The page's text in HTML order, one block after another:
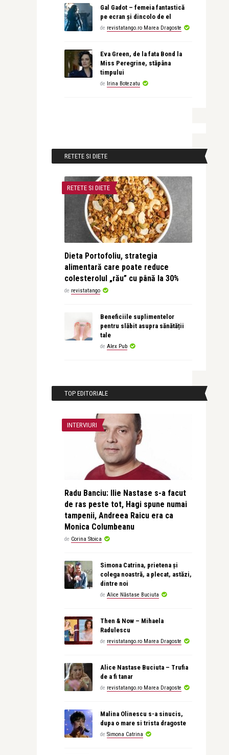
Gal Gadot – femeia fantastică
pe ecran și dincolo de el
de revistatango.ro Marea Dragoste
Eva Green, de la fata Bond la
Miss Peregrine, stăpâna
timpului
de Irina Botezatu
RETETE SI DIETE
RETETE SI DIETE
Dieta Portofoliu, strategia
alimentară care poate reduce
colesterolul „rău” cu până la 30%
de revistatango
Beneficiile suplimentelor
pentru slăbit asupra sănătății
tale
de Alex Pub
TOP EDITORIALE
INTERVIURI
Radu Banciu: Ilie Nastase s-a facut
de ras peste tot, Hagi spune numai
tampenii, Andreea Raicu era ca
Monica Columbeanu
de Corina Stoica
Simona Catrina, prietena și
colega noastră, a plecat, astăzi,
dintre noi
de Alice Năstase Buciuta
Then & Now – Mihaela
Radulescu
de revistatango.ro Marea Dragoste
Alice Nastase Buciuta – Trufia
de a fi tanar
de revistatango.ro Marea Dragoste
Malina Olinescu s-a sinucis,
dupa o mare si trista dragoste
de Simona Catrina